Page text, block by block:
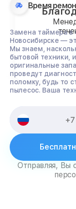
Время
Замена таймера в
Новосибирске —
Мы знаем,
бытовой техники,
оригинальные
проведут
поломку, будь то
пылесос. Ваша
Отправляя, Вы